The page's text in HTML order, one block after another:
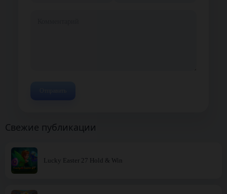
Свежие публикации
Lucky Easter 27 Hold & Win